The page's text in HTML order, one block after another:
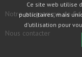
Notre programme de
Nous contacter
Ce site web utilise
publicitaires, mais
d'utilisation pour